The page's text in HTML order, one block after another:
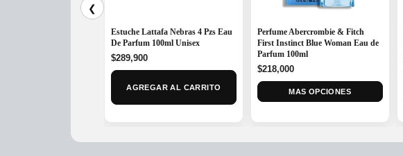
❮
Estuche Lattafa Nebras 4 Pzs Eau
De Parfum 100ml Unisex
$289,900
AGREGAR AL CARRITO
Perfume Abercrombie & Fitch
First Instinct Blue Woman Eau de
Parfum 100ml
$218,000
MAS OPCIONES